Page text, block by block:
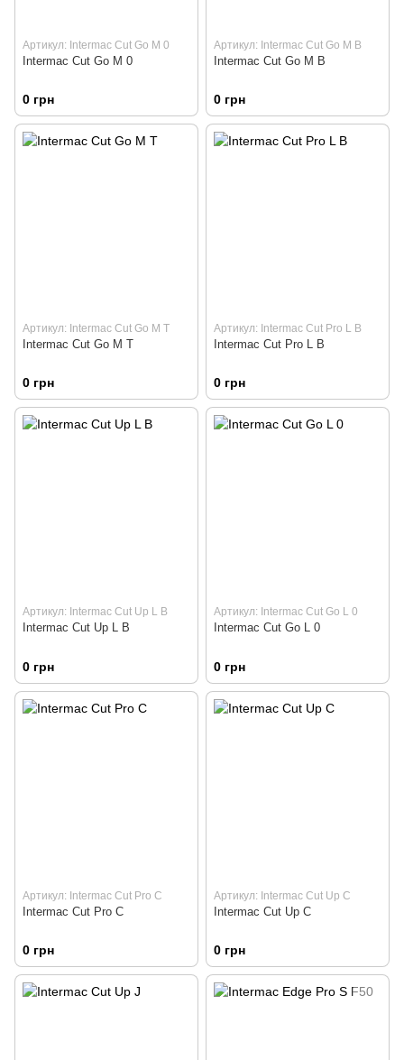
Артикул: Intermac Cut Go M 0
Intermac Cut Go M 0
0 грн
Артикул: Intermac Cut Go M B
Intermac Cut Go M B
0 грн
Артикул: Intermac Cut Go M T
Intermac Cut Go M T
0 грн
Артикул: Intermac Cut Pro L B
Intermac Cut Pro L B
0 грн
Артикул: Intermac Cut Up L B
Intermac Cut Up L B
0 грн
Артикул: Intermac Cut Go L 0
Intermac Cut Go L 0
0 грн
Артикул: Intermac Cut Pro C
Intermac Cut Pro C
0 грн
Артикул: Intermac Cut Up C
Intermac Cut Up C
0 грн